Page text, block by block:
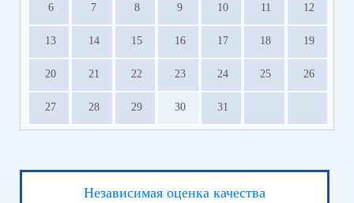
6 7 8 9 10 11 12
13 14 15 16 17 18 19
20 21 22 23 24 25 26
27 28 29 30 31
Независимая оценка качества